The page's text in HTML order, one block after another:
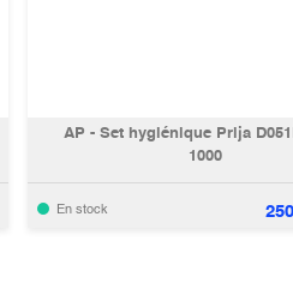
AP - Set hygiénique Prija
1000
En stock